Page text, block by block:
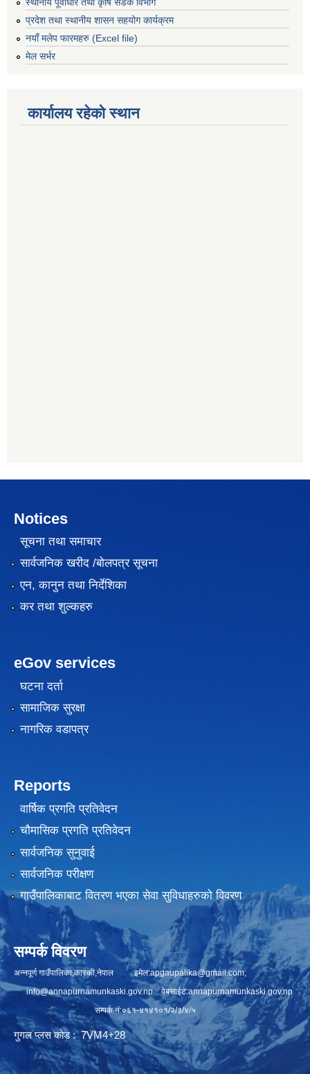
स्थानीय पूर्वाधार तथा कृषि सडक विभाग
प्रदेश तथा स्थानीय शासन सहयोग कार्यक्रम
नयाँ मलेप फारमहरु (Excel file)
मेल सर्भर
कार्यालय रहेको स्थान
Notices
सूचना तथा समाचार
सार्वजनिक खरीद /बोलपत्र सूचना
एन, कानुन तथा निर्देशिका
कर तथा शुल्कहरु
eGov services
घटना दर्ता
सामाजिक सुरक्षा
नागरिक वडापत्र
Reports
वार्षिक प्रगति प्रतिवेदन
चौमासिक प्रगति प्रतिवेदन
सार्वजनिक सुनुवाई
सार्वजनिक परीक्षण
गाउँपालिकाबाट वितरण भएका सेवा सुविधाहरुको विवरण
सम्पर्क विवरण
अन्नपूर्ण गाउँपालिका,कास्की,नेपाल इमेल:apgaupalika@gmail.com,
info@annapurnamunkaski.gov.npवेबसाईट:annapurnamunkaski.gov.np
सम्पर्क नं:०६१-४१४१०१/२/३/४/५
गुगल प्लस कोड : 7VM4+28